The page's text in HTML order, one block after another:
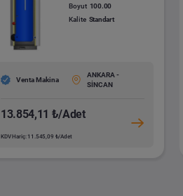
Boyut 100.00
Kalite Standart
Venta Makina
ANKARA -
SİNCAN
13.854,11 ₺/Adet
KDV Hariç: 11.545,09 ₺/Adet